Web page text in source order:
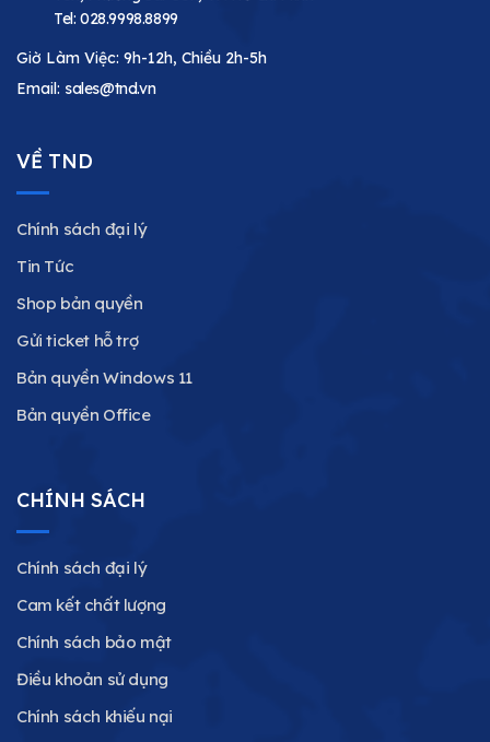
Tel: 028.9998.8899
Giờ Làm Việc: 9h-12h, Chiều 2h-5h
Email: sales@tnd.vn
VỀ TND
Chính sách đại lý
Tin Tức
Shop bản quyền
Gửi ticket hỗ trợ
Bản quyền Windows 11
Bản quyền Office
CHÍNH SÁCH
Chính sách đại lý
Cam kết chất lượng
Chính sách bảo mật
Điều khoản sử dụng
Chính sách khiếu nại